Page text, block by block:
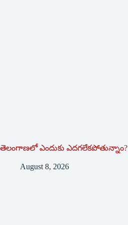
తెలంగాణలో ఎందుకు ఎదగలేకపోతున్నాం?
August 8, 2026